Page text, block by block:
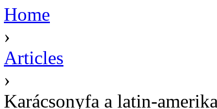
Home
›
Articles
›
Karácsonyfa a latin-